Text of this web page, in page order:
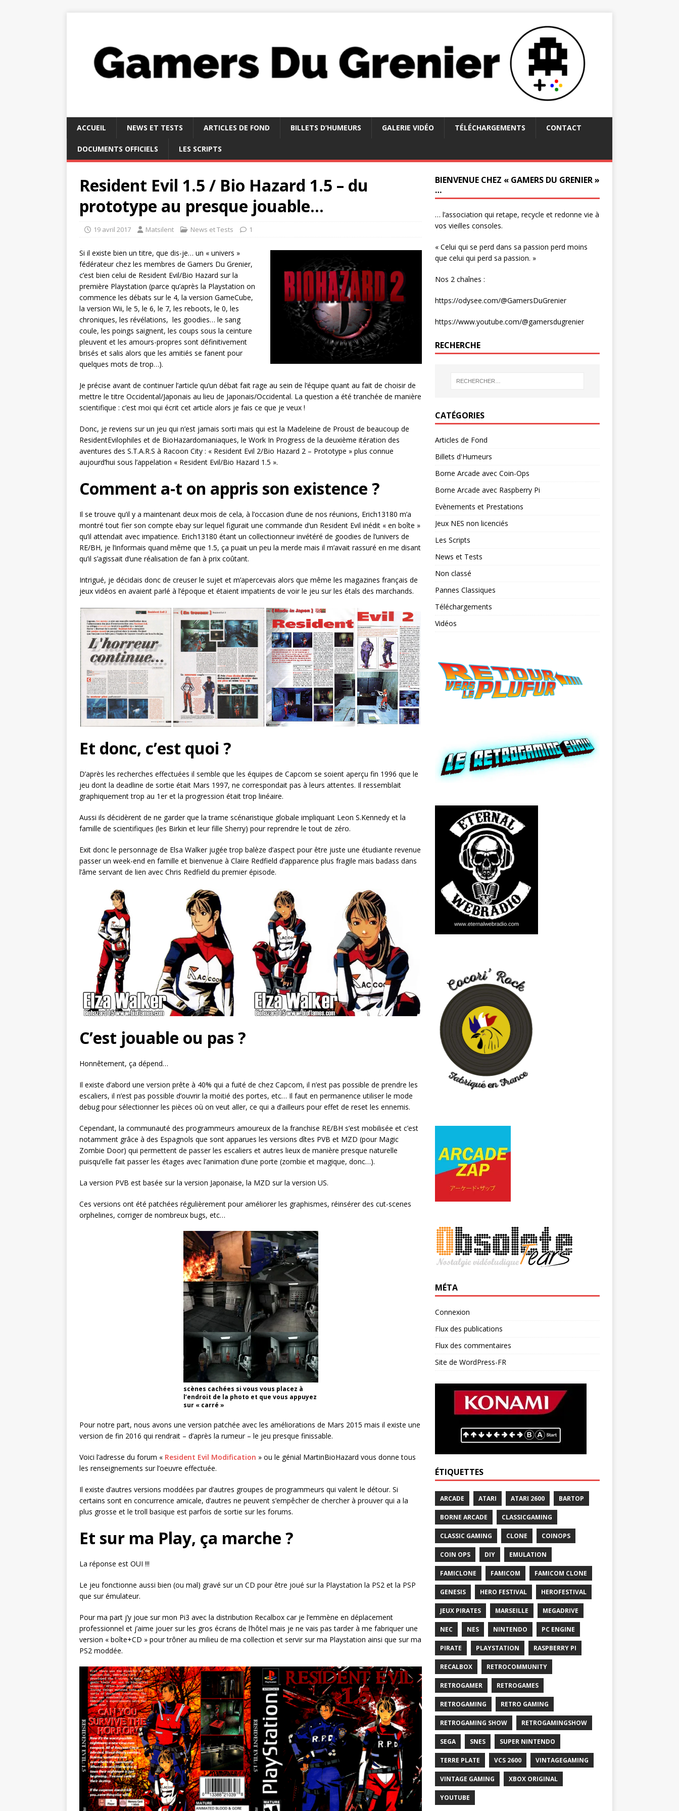
ACCUEIL NEWS ET TESTS ARTICLES DE FOND BILLETS D’HUMEURS GALERIE VIDÉO TÉLÉCHARGEMENTS CONTACT
DOCUMENTS OFFICIELS LES SCRIPTS
Resident Evil 1.5 / Bio Hazard 1.5 – du
prototype au presque jouable…
19 avril 2017 Matsilent News et Tests 1
Si il existe bien un titre, que dis-je… un « univers »
fédérateur chez les membres de Gamers Du Grenier,
c’est bien celui de Resident Evil/Bio Hazard sur la
première Playstation (parce qu’après la Playstation on
commence les débats sur le 4, la version GameCube,
la version Wii, le 5, le 6, le 7, les reboots, le 0, les
chroniques, les révélations, les goodies… le sang
coule, les poings saignent, les coups sous la ceinture
pleuvent et les amours-propres sont définitivement
brisés et salis alors que les amitiés se fanent pour
quelques mots de trop…).
Je précise avant de continuer l’article qu’un débat fait rage au sein de l’équipe quant au fait de choisir de
mettre le titre Occidental/Japonais au lieu de Japonais/Occidental. La question a été tranchée de manière
scientifique : c’est moi qui écrit cet article alors je fais ce que je veux !
Donc, je reviens sur un jeu qui n’est jamais sorti mais qui est la Madeleine de Proust de beaucoup de
ResidentEvilophiles et de BioHazardomaniaques, le Work In Progress de la deuxième itération des
aventures des S.T.A.R.S à Racoon City : « Resident Evil 2/Bio Hazard 2 – Prototype » plus connue
aujourd’hui sous l’appelation « Resident Evil/Bio Hazard 1.5 ».
Comment a-t on appris son existence ?
Il se trouve qu’il y a maintenant deux mois de cela, à l’occasion d’une de nos réunions, Erich13180 m’a
montré tout fier son compte ebay sur lequel figurait une commande d’un Resident Evil inédit « en boîte »
qu’il attendait avec impatience. Erich13180 étant un collectionneur invétéré de goodies de l’univers de
RE/BH, je l’informais quand même que 1.5, ça puait un peu la merde mais il m’avait rassuré en me disant
qu’il s’agissait d’une réalisation de fan à prix coûtant.
Intrigué, je décidais donc de creuser le sujet et m’apercevais alors que même les magazines français de
jeux vidéos en avaient parlé à l’époque et étaient impatients de voir le jeu sur les étals des marchands.
Et donc, c’est quoi ?
D’après les recherches effectuées il semble que les équipes de Capcom se soient aperçu fin 1996 que le
jeu dont la deadline de sortie était Mars 1997, ne correspondait pas à leurs attentes. Il ressemblait
graphiquement trop au 1er et la progression était trop linéaire.
Aussi ils décidèrent de ne garder que la trame scénaristique globale impliquant Leon S.Kennedy et la
famille de scientifiques (les Birkin et leur fille Sherry) pour reprendre le tout de zéro.
Exit donc le personnage de Elsa Walker jugée trop balèze d’aspect pour être juste une étudiante revenue
passer un week-end en famille et bienvenue à Claire Redfield d’apparence plus fragile mais badass dans
l’âme servant de lien avec Chris Redfield du premier épisode.
C’est jouable ou pas ?
Honnêtement, ça dépend…
Il existe d’abord une version prête à 40% qui a fuité de chez Capcom, il n’est pas possible de prendre les
escaliers, il n’est pas possible d’ouvrir la moitié des portes, etc… Il faut en permanence utiliser le mode
debug pour sélectionner les pièces où on veut aller, ce qui a d’ailleurs pour effet de reset les ennemis.
Cependant, la communauté des programmeurs amoureux de la franchise RE/BH s’est mobilisée et c’est
notamment grâce à des Espagnols que sont apparues les versions dîtes PVB et MZD (pour Magic
Zombie Door) qui permettent de passer les escaliers et autres lieux de manière presque naturelle
puisqu’elle fait passer les étages avec l’animation d’une porte (zombie et magique, donc…).
La version PVB est basée sur la version Japonaise, la MZD sur la version US.
Ces versions ont été patchées régulièrement pour améliorer les graphismes, réinsérer des cut-scenes
orphelines, corriger de nombreux bugs, etc…
scènes cachées si vous vous placez à
l’endroit de la photo et que vous appuyez
sur « carré »
Pour notre part, nous avons une version patchée avec les améliorations de Mars 2015 mais il existe une
version de fin 2016 qui rendrait – d’après la rumeur – le jeu presque finissable.
Voici l’adresse du forum « Resident Evil Modification » ou le génial MartinBioHazard vous donne tous
les renseignements sur l’oeuvre effectuée.
Il existe d’autres versions moddées par d’autres groupes de programmeurs qui valent le détour. Si
certains sont en concurrence amicale, d’autres ne peuvent s’empêcher de chercher à prouver qui a la
plus grosse et le troll basique est parfois de sortie sur les forums.
Et sur ma Play, ça marche ?
La réponse est OUI !!!
Le jeu fonctionne aussi bien (ou mal) gravé sur un CD pour être joué sur la Playstation la PS2 et la PSP
que sur émulateur.
Pour ma part j’y joue sur mon Pi3 avec la distribution Recalbox car je l’emmène en déplacement
professionnel et j’aime jouer sur les gros écrans de l’hôtel mais je ne vais pas tarder à me fabriquer une
version « boîte+CD » pour trôner au milieu de ma collection et servir sur ma Playstation ainsi que sur ma
PS2 moddée.
BIENVENUE CHEZ « GAMERS DU GRENIER »
…
… l’association qui retape, recycle et redonne vie à
vos vieilles consoles.
« Celui qui se perd dans sa passion perd moins
que celui qui perd sa passion. »
Nos 2 chaînes :
https://odysee.com/@GamersDuGrenier
https://www.youtube.com/@gamersdugrenier
RECHERCHE
CATÉGORIES
Articles de Fond
Billets d'Humeurs
Borne Arcade avec Coin-Ops
Borne Arcade avec Raspberry Pi
Evènements et Prestations
Jeux NES non licenciés
Les Scripts
News et Tests
Non classé
Pannes Classiques
Téléchargements
Vidéos
MÉTA
Connexion
Flux des publications
Flux des commentaires
Site de WordPress-FR
ÉTIQUETTES
ARCADE ATARI ATARI 2600 BARTOP
BORNE ARCADE CLASSICGAMING
CLASSIC GAMING CLONE COINOPS
COIN OPS DIY EMULATION
FAMICLONE FAMICOM FAMICOM CLONE
GENESIS HERO FESTIVAL HEROFESTIVAL
JEUX PIRATES MARSEILLE MEGADRIVE
NEC NES NINTENDO PC ENGINE
PIRATE PLAYSTATION RASPBERRY PI
RECALBOX RETROCOMMUNITY
RETROGAMER RETROGAMES
RETROGAMING RETRO GAMING
RETROGAMING SHOW RETROGAMINGSHOW
SEGA SNES SUPER NINTENDO
TERRE PLATE VCS 2600 VINTAGEGAMING
VINTAGE GAMING XBOX ORIGINAL
YOUTUBE